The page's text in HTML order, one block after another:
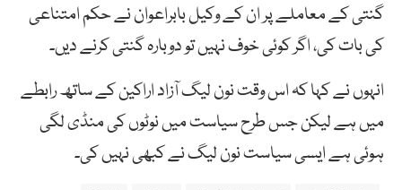
گنتی کے معاملے پر ان کے وکیل بابراعوان نے حکم امتناعی
کی بات کی، اگر کوئی خوف نہیں تو دوبارہ گنتی کرنے دیں۔
انہوں نے کہا کہ اس وقت نون لیگ آزاد اراکین کے ساتھ رابطے
میں ہے لیکن جس طرح سیاست میں نوٹوں کی منڈی لگی
ہوئی ہے ایسی سیاست نون لیگ نے کبھی نہیں کی۔